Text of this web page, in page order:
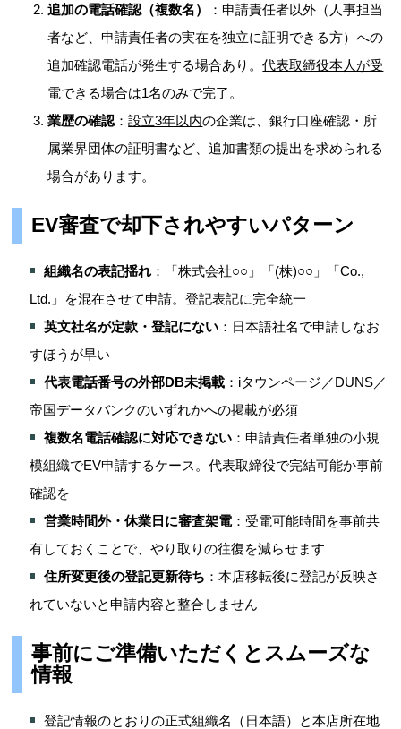
追加の電話確認（複数名）
：申請責任者以外（人事担当
者など、申請責任者の実在を独立に証明できる方）への
追加確認電話が発生する場合あり。代表取締役本人が受
電できる場合は1名のみで完了 。
業歴の確認 ：設立3年以内の企業は、銀行口座確認・所
属業界団体の証明書など、追加書類の提出を求められる
場合があります。
EV審査で却下されやすいパターン
組織名の表記揺れ：「株式会社○○」「(株)○○」「Co.,
Ltd.」を混在させて申請。登記表記に完全統一
英文社名が定款・登記にない ：日本語社名で申請しなお
すほうが早い
代表電話番号の外部DB未掲載 ：iタウンページ／DUNS／
帝国データバンクのいずれかへの掲載が必須
複数名電話確認に対応できない ：申請責任者単独の小規
模組織でEV申請するケース。代表取締役で完結可能か事前
確認を
営業時間外・休業日に審査架電：受電可能時間を事前共
有しておくことで、やり取りの往復を減らせます
住所変更後の登記更新待ち ：本店移転後に登記が反映さ
れていないと申請内容と整合しません
事前にご準備いただくとスムーズな
情報
登記情報のとおりの正式組織名（日本語）と本店所在地